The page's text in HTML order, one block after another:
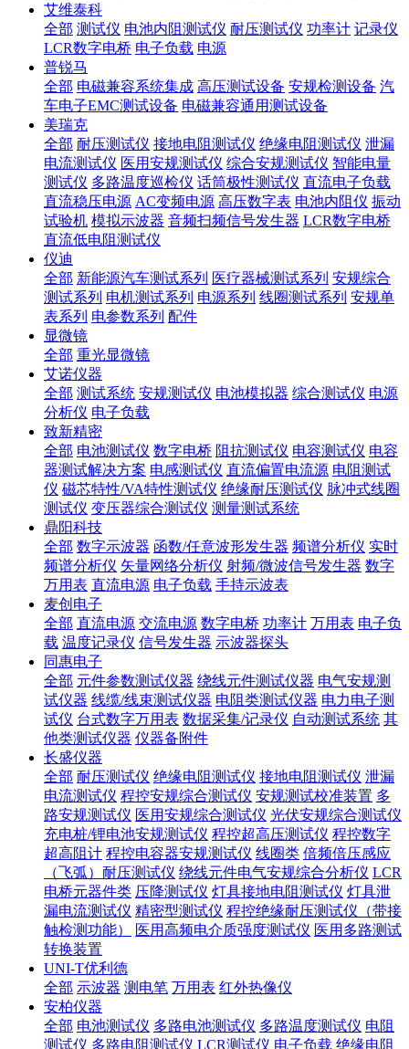
艾维泰科
全部 测试仪 电池内阻测试仪 耐压测试仪 功率计 记录仪
LCR数字电桥 电子负载 电源
普锐马
全部 电磁兼容系统集成 高压测试设备 安规检测设备 汽
车电子EMC测试设备 电磁兼容通用测试设备
美瑞克
全部 耐压测试仪 接地电阻测试仪 绝缘电阻测试仪 泄漏
电流测试仪 医用安规测试仪 综合安规测试仪 智能电量
测试仪 多路温度巡检仪 话筒极性测试仪 直流电子负载
直流稳压电源 AC变频电源 高压数字表 电池内阻仪 振动
试验机 模拟示波器 音频扫频信号发生器 LCR数字电桥
直流低电阻测试仪
仪迪
全部 新能源汽车测试系列 医疗器械测试系列 安规综合
测试系列 电机测试系列 电源系列 线圈测试系列 安规单
表系列 电参数系列 配件
显微镜
全部 重光显微镜
艾诺仪器
全部 测试系统 安规测试仪 电池模拟器 综合测试仪 电源
分析仪 电子负载
致新精密
全部 电池测试仪 数字电桥 阻抗测试仪 电容测试仪 电容
器测试解决方案 电感测试仪 直流偏置电流源 电阻测试
仪 磁芯特性/VA特性测试仪 绝缘耐压测试仪 脉冲式线圈
测试仪 变压器综合测试仪 测量测试系统
鼎阳科技
全部 数字示波器 函数/任意波形发生器 频谱分析仪 实时
频谱分析仪 矢量网络分析仪 射频/微波信号发生器 数字
万用表 直流电源 电子负载 手持示波表
麦创电子
全部 直流电源 交流电源 数字电桥 功率计 万用表 电子负
载 温度记录仪 信号发生器 示波器探头
同惠电子
全部 元件参数测试仪器 绕线元件测试仪器 电气安规测
试仪器 线缆/线束测试仪器 电阻类测试仪器 电力电子测
试仪 台式数字万用表 数据采集/记录仪 自动测试系统 其
他类测试仪器 仪器备附件
长盛仪器
全部 耐压测试仪 绝缘电阻测试仪 接地电阻测试仪 泄漏
电流测试仪 程控安规综合测试仪 安规测试校准装置 多
路安规测试仪 医用安规综合测试仪 光伏安规综合测试仪
充电桩/锂电池安规测试仪 程控超高压测试仪 程控数字
超高阻计 程控电容器安规测试仪 线圈类 倍频倍压感应
（飞弧）耐压测试仪 绕线元件电气安规综合分析仪 LCR
电桥元器件类 压降测试仪 灯具接地电阻测试仪 灯具泄
漏电流测试仪 精密型测试仪 程控绝缘耐压测试仪（带接
触检测功能）
医用高频电介质强度测试仪 医用多路测试
转换装置
UNI-T优利德
全部 示波器 测电笔 万用表 红外热像仪
安柏仪器
全部 电池测试仪 多路电池测试仪 多路温度测试仪 电阻
测试仪 多路电阻测试仪 LCR测试仪 电子负载 绝缘电阻